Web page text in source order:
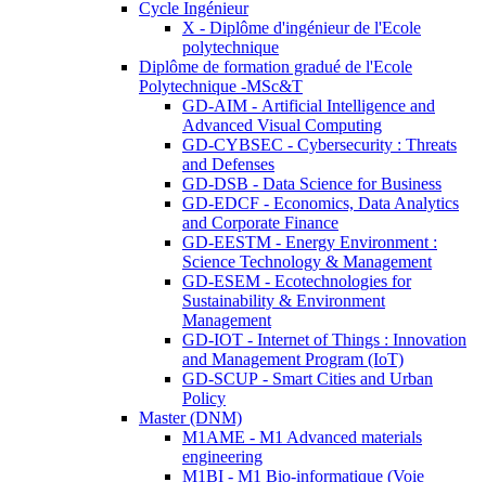
Cycle Ingénieur
X - Diplôme d'ingénieur de l'Ecole
polytechnique
Diplôme de formation gradué de l'Ecole
Polytechnique -MSc&T
GD-AIM - Artificial Intelligence and
Advanced Visual Computing
GD-CYBSEC - Cybersecurity : Threats
and Defenses
GD-DSB - Data Science for Business
GD-EDCF - Economics, Data Analytics
and Corporate Finance
GD-EESTM - Energy Environment :
Science Technology & Management
GD-ESEM - Ecotechnologies for
Sustainability & Environment
Management
GD-IOT - Internet of Things : Innovation
and Management Program (IoT)
GD-SCUP - Smart Cities and Urban
Policy
Master (DNM)
M1AME - M1 Advanced materials
engineering
M1BI - M1 Bio-informatique (Voie